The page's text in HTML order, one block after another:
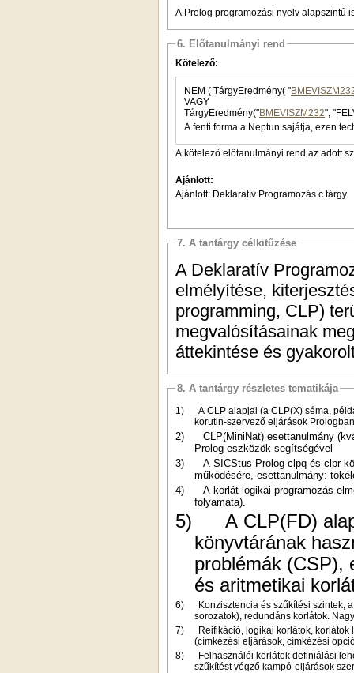
A Prolog programozási nyelv alapszintű
6. Előtanulmányi rend
Kötelező:
NEM ( TárgyEredmény( "
VAGY
TárgyEredmény("BMEVISZM232",
A fenti forma a Neptun sajátja, ezen
A kötelező előtanulmányi rend az adott
Ajánlott:
Ajánlott: Deklaratív Programozás c.tárgy
7. A tantárgy célkitűzése
A Deklaratív
elmélyítése,
programming, CLP)
megvalósításainak
áttekintése és
8. A tantárgy részletes tematikája
1)
A CLP alapjai (a CLP(X) séma,
korutin-szervező eljárások
2) CLP(MiniNat) esettanulmány
Prolog eszközök segítségével
3) A SICStus Prolog clpq és clpr
működésére, esettanulmány:
4) A korlát logikai programozás
folyamata).
5) A CLP(FD)
könyvtárának
problémák (CSP),
és aritmetikai
6)
Konzisztencia és szűkítési szintek,
sorozatok), redundáns korlátok.
7)
Reifikáció, logikai korlátok,
(címkézési eljárások, címkézési
8)
Felhasználói korlátok definiálási
szűkítést végző kampó-eljárások